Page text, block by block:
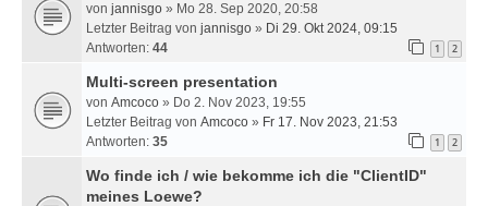
von jannisgo » Mo 28. Sep 2020, 20:58
Letzter Beitrag von jannisgo » Di 29. Okt 2024, 09:15
Antworten: 44 1 2
Multi-screen presentation
von Amcoco » Do 2. Nov 2023, 19:55
Letzter Beitrag von Amcoco » Fr 17. Nov 2023, 21:53
Antworten: 35 1 2
Wo finde ich / wie bekomme ich die "ClientID"
meines Loewe?